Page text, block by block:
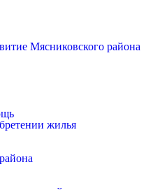
Мясниковского района
жилья